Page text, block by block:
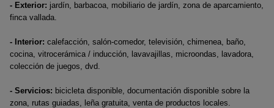
- Exterior: jardín, barbacoa, mobiliario de jardín, zona de aparcamiento,
finca vallada.
- Interior: calefacción, salón-comedor, televisión, chimenea, baño,
cocina, vitrocerámica / inducción, lavavajillas, microondas, lavadora,
colección de juegos, dvd.
- Servicios: bicicleta disponible, documentación disponible sobre la
zona, rutas guiadas, leña gratuita, venta de productos locales.